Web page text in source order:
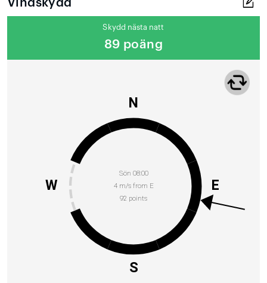
Vindskydd
Skydd nästa natt
89 poäng
Sön 08:00
4 m/s from E
92 points
N
E
S
W